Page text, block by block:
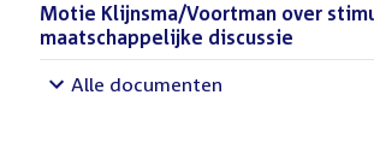
Download
bestand:
Motie Klijnsma/Voortman over
maatschappelijke discussie
Alle documenten